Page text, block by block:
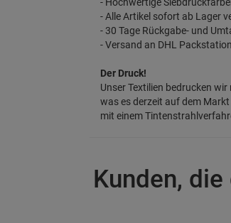
- Alle Artikel sofort ab Lager
- 30 Tage Rückgabe- und
- Versand an DHL
Der Druck!
Unser Textilien bedrucken
was es derzeit auf dem
mit einem
Kunden,